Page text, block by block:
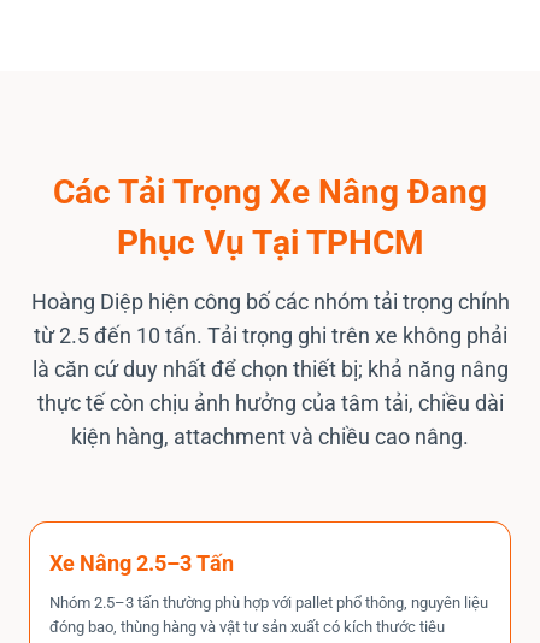
Các Tải Trọng Xe Nâng Đang
Phục Vụ Tại TPHCM
Hoàng Diệp hiện công bố các nhóm tải trọng chính
từ 2.5 đến 10 tấn. Tải trọng ghi trên xe không phải
là căn cứ duy nhất để chọn thiết bị; khả năng nâng
thực tế còn chịu ảnh hưởng của tâm tải, chiều dài
kiện hàng, attachment và chiều cao nâng.
Xe Nâng 2.5–3 Tấn
Nhóm 2.5–3 tấn thường phù hợp với pallet phổ thông, nguyên liệu
đóng bao, thùng hàng và vật tư sản xuất có kích thước tiêu